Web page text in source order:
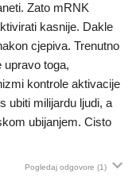
Zato mRNK
kasnije. Dakle
cjepiva. Trenutno
toga,
kontrole aktivacije
ubiti milijardu ljudi, a
ubijanjem. Cisto
Pogledaj odgovore (1)